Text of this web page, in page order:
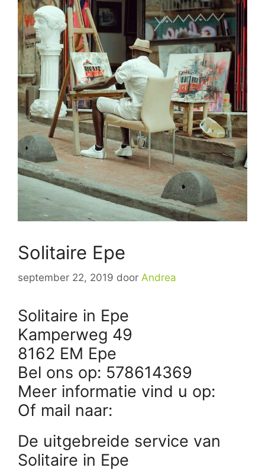
Solitaire Epe
september 22, 2019 door Andrea
Solitaire in Epe
Kamperweg 49
8162 EM Epe
Bel ons op: 578614369
Meer informatie vind u op:
Of mail naar:
De uitgebreide service van
Solitaire in Epe